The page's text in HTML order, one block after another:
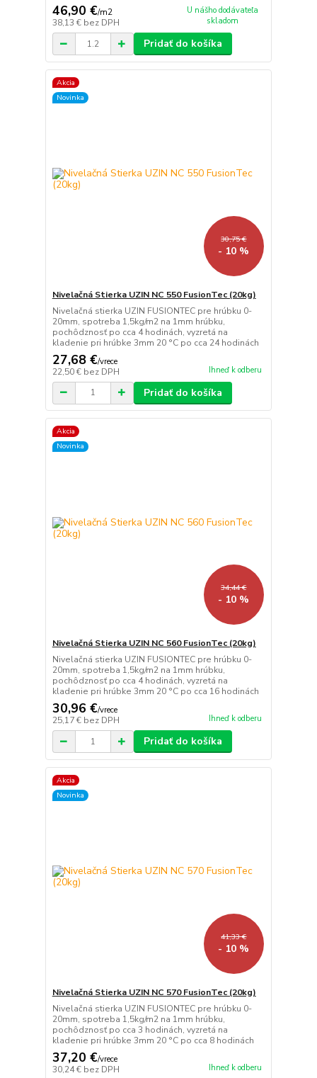
46,90 €/m2
38,13 € bez DPH
U nášho dodávateľa
skladom
Pridať do košíka
Akcia
Novinka
30,75 €
- 10 %
Nivelačná Stierka UZIN NC 550 FusionTec (20kg)
Nivelačná stierka UZIN FUSIONTEC pre hrúbku 0-
20mm, spotreba 1,5kg/m2 na 1mm hrúbku,
pochôdznosť po cca 4 hodinách, vyzretá na
kladenie pri hrúbke 3mm 20 °C po cca 24 hodinách
27,68 €/vrece
22,50 € bez DPH Ihneď k odberu
Pridať do košíka
Akcia
Novinka
34,44 €
- 10 %
Nivelačná Stierka UZIN NC 560 FusionTec (20kg)
Nivelačná stierka UZIN FUSIONTEC pre hrúbku 0-
20mm, spotreba 1,5kg/m2 na 1mm hrúbku,
pochôdznosť po cca 4 hodinách, vyzretá na
kladenie pri hrúbke 3mm 20 °C po cca 16 hodinách
30,96 €/vrece
25,17 € bez DPH Ihneď k odberu
Pridať do košíka
Akcia
Novinka
41,33 €
- 10 %
Nivelačná Stierka UZIN NC 570 FusionTec (20kg)
Nivelačná stierka UZIN FUSIONTEC pre hrúbku 0-
20mm, spotreba 1,5kg/m2 na 1mm hrúbku,
pochôdznosť po cca 3 hodinách, vyzretá na
kladenie pri hrúbke 3mm 20 °C po cca 8 hodinách
37,20 €/vrece
30,24 € bez DPH Ihneď k odberu